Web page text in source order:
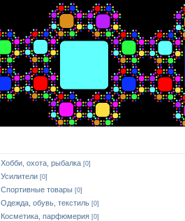
Хобби, охота, рыбалка [0]
Усилители [0]
Спортивные товары [0]
Одежда, обувь, текстиль [0]
Косметика, парфюмерия [0]